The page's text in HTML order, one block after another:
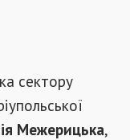
сектору
Межерицька,